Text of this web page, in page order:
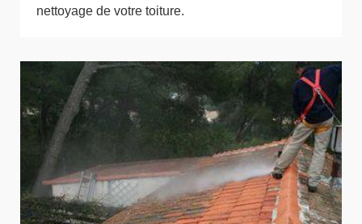
nettoyage de votre toiture.